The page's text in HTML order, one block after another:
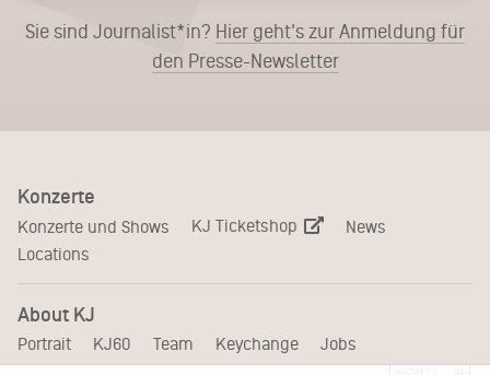
Sie sind Journalist*in? Hier geht's zur Anmeldung für
den Presse-Newsletter
Konzerte
Konzerte und Shows KJ Ticketshop
News
Locations
About KJ
Portrait KJ60 Team Keychange Jobs